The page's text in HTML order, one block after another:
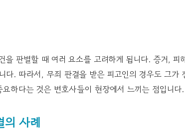
을 판별할 때 여러 요소를 고려하게 됩니다. 증거,
다. 따라서, 무죄 판결을 받은 피고인의 경우도 그가
하다는 것은 변호사들이 현장에서 느끼는 점입니다.
의 사례